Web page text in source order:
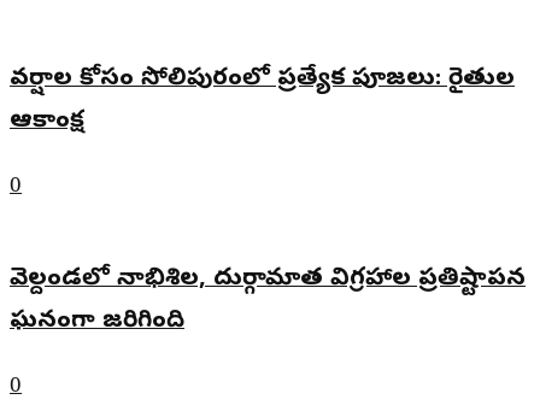
వర్షాల కోసం సోలిపురంలో ప్రత్యేక పూజలు: రైతుల
ఆకాంక్ష
0
వెల్దండలో నాభిశిల, దుర్గామాత విగ్రహాల ప్రతిష్టాపన
ఘనంగా జరిగింది
0